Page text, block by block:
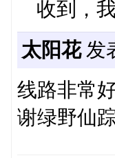
收到，
太阳花发
线路非常
谢绿野仙